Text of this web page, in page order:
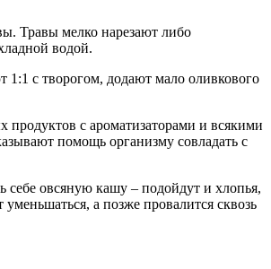
Травы мелко нарезают либо
водой.
1:1 с творогом, додают мало оливкового
продуктов с ароматизаторами и всякими
помощь организму совладать с
себе овсяную кашу – подойдут и хлопья,
а позже провалится сквозь